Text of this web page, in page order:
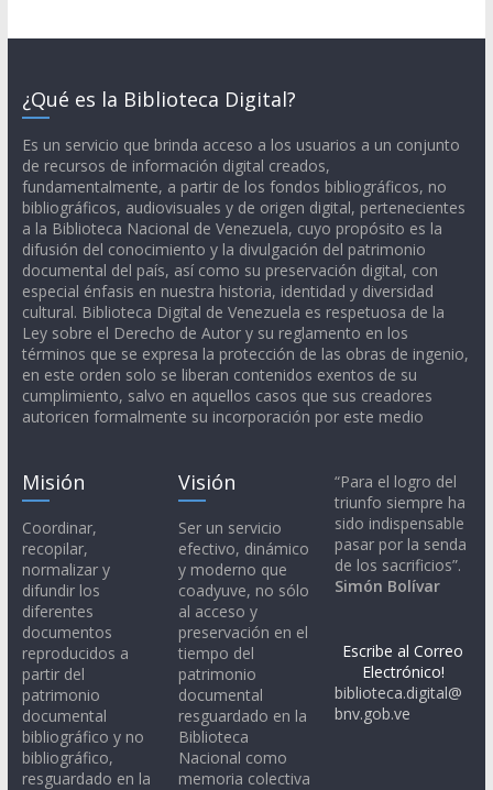
¿Qué es la Biblioteca Digital?
Es un servicio que brinda acceso a los usuarios a un conjunto
de recursos de información digital creados,
fundamentalmente, a partir de los fondos bibliográficos, no
bibliográficos, audiovisuales y de origen digital, pertenecientes
a la Biblioteca Nacional de Venezuela, cuyo propósito es la
difusión del conocimiento y la divulgación del patrimonio
documental del país, así como su preservación digital, con
especial énfasis en nuestra historia, identidad y diversidad
cultural. Biblioteca Digital de Venezuela es respetuosa de la
Ley sobre el Derecho de Autor y su reglamento en los
términos que se expresa la protección de las obras de ingenio,
en este orden solo se liberan contenidos exentos de su
cumplimiento, salvo en aquellos casos que sus creadores
autoricen formalmente su incorporación por este medio
Misión
Coordinar,
recopilar,
normalizar y
difundir los
diferentes
documentos
reproducidos a
partir del
patrimonio
documental
bibliográfico y no
bibliográfico,
resguardado en la
Visión
Ser un servicio
efectivo, dinámico
y moderno que
coadyuve, no sólo
al acceso y
preservación en el
tiempo del
patrimonio
documental
resguardado en la
Biblioteca
Nacional como
memoria colectiva
“Para el logro del
triunfo siempre ha
sido indispensable
pasar por la senda
de los sacrificios”.
Simón Bolívar
Escribe al Correo
Electrónico!
biblioteca.digital@
bnv.gob.ve